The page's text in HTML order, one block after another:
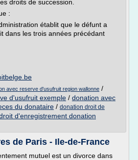
droits de succession.
:
établit que le défunt a
dans les trois années précédant
avec reserve d'usufruit region wallonne /
d'usufruit exemple / donation avec
du donataire / donation droit de
d'enregistrement donation
de Paris - Ile-de-France
mutuel est un divorce dans